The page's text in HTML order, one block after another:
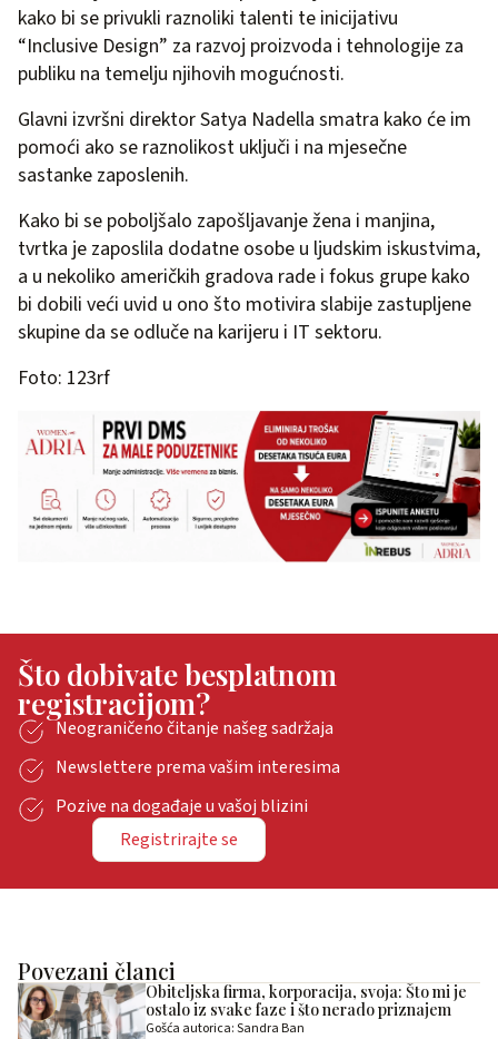
kako bi se privukli raznoliki talenti te inicijativu
“Inclusive Design” za razvoj proizvoda i tehnologije za
publiku na temelju njihovih mogućnosti.
Glavni izvršni direktor Satya Nadella smatra kako će im
pomoći ako se raznolikost uključi i na mjesečne
sastanke zaposlenih.
Kako bi se poboljšalo zapošljavanje žena i manjina,
tvrtka je zaposlila dodatne osobe u ljudskim iskustvima,
a u nekoliko američkih gradova rade i fokus grupe kako
bi dobili veći uvid u ono što motivira slabije zastupljene
skupine da se odluče na karijeru i IT sektoru.
Foto: 123rf
Što dobivate besplatnom
registracijom?
Neograničeno čitanje našeg sadržaja
Newslettere prema vašim interesima
Pozive na događaje u vašoj blizini
Registrirajte se
Povezani članci
Obiteljska firma, korporacija, svoja: Što mi je
ostalo iz svake faze i što nerado priznajem
Gošća autorica: Sandra Ban